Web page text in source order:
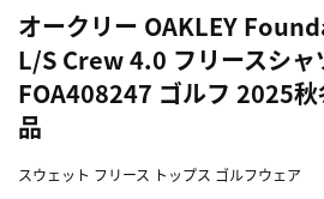
オークリー OAKLEY
L/S Crew 4.0 フリースシャ
FOA408247 ゴルフ 2025
品
スウェット フリース トップス ゴルフウェア